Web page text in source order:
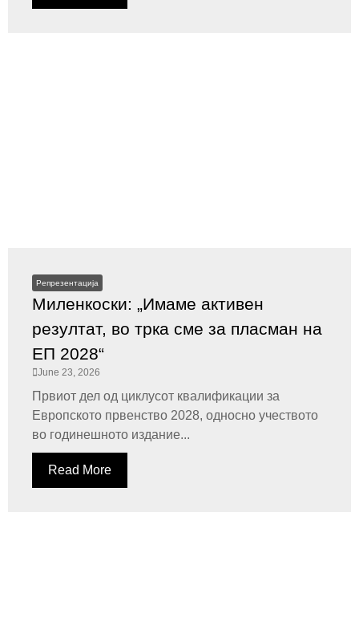
Репрезентација
Миленкоски: „Имаме активен
резултат, во трка сме за пласман на
ЕП 2028“
June 23, 2026
Првиот дел од циклусот квалификации за
Европското првенство 2028, односно учеството
во годинешното издание...
Read More